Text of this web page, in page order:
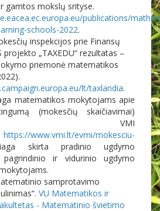
gamtos mokslų srityse.
publications/
schools-2022.
inspekcijos prie Finansų
projekto „TAXEDU“ rezultatas –
priemonė matematikos
lt/taxlandia.
matematikos mokytojams apie
(mokesčių skaičiavimai)
VMI
https://www.vmi.lt/evmi/mokesciu-
skirta pradinio ugdymo
ir vidurinio ugdymo
samprotavimo
VU Matematikos ir
- Matematinio švietimo